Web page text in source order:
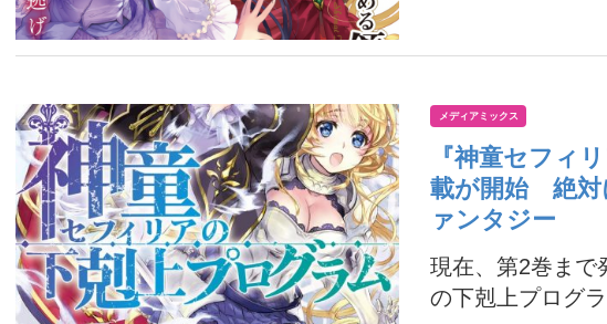
メディアミックス
『神童セフィ
載が開始 絶対
ァンタジー
現在、第2巻まで
の下剋上プログ